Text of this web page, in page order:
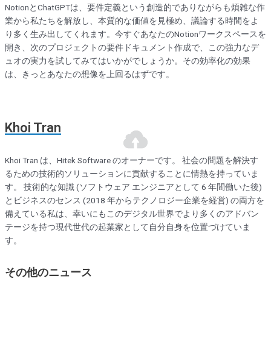
NotionとChatGPTは、要件定義という創造的でありながらも煩雑な作
業から私たちを解放し、本質的な価値を見極め、議論する時間をよ
り多く生み出してくれます。今すぐあなたのNotionワークスペースを
開き、次のプロジェクトの要件ドキュメント作成で、この強力なデ
ュオの実力を試してみてはいかがでしょうか。その効率化の効果
は、きっとあなたの想像を上回るはずです。
Khoi Tran
Khoi Tran は、Hitek Software のオーナーです。 社会の問題を解決す
るための技術的ソリューションに貢献することに情熱を持っていま
す。 技術的な知識 (ソフトウェア エンジニアとして 6 年間働いた後)
とビジネスのセンス (2018 年からテクノロジー企業を経営) の両方を
備えている私は、幸いにもこのデジタル世界でより多くのアドバン
テージを持つ現代世代の起業家として自分自身を位置づけていま
す。
その他のニュース